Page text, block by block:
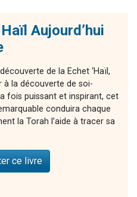
Aujourd’hui
de la Echet ‘Haïl,
à la découverte de soi-
fois puissant et inspirant, cet
conduira chaque
la Torah l’aide à tracer sa
ce livre